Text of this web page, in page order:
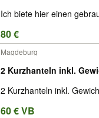
Ich biete hier einen
80 €
Magdeburg
2 Kurzhanteln inkl.
2 Kurzhanteln inkl.
60 € VB